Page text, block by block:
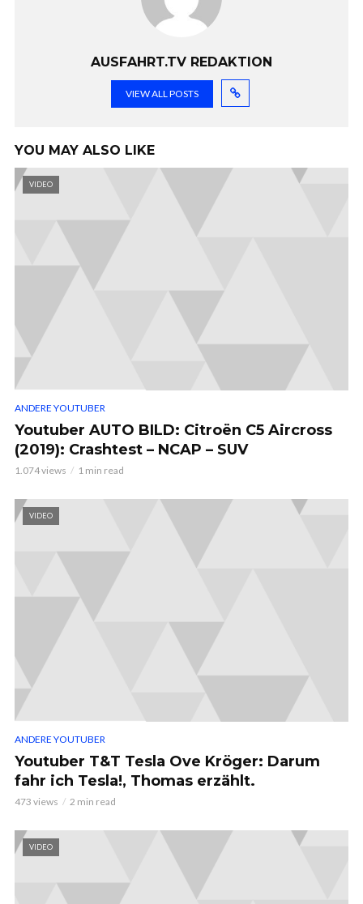
AUSFAHRT.TV REDAKTION
VIEW ALL POSTS
YOU MAY ALSO LIKE
VIDEO
ANDERE YOUTUBER
Youtuber AUTO BILD: Citroën C5 Aircross
(2019): Crashtest – NCAP – SUV
1.074 views 1 min read
VIDEO
ANDERE YOUTUBER
Youtuber T&T Tesla Ove Kröger: Darum
fahr ich Tesla!, Thomas erzählt.
473 views 2 min read
VIDEO